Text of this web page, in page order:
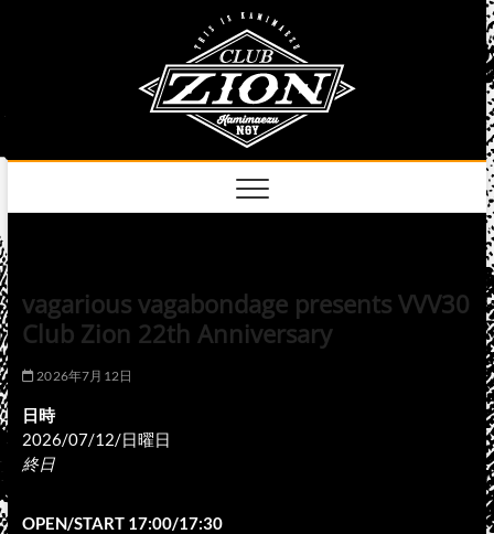
vagarious vagabondage presents VVV30
Club Zion 22th Anniversary
2026年7月12日
日時
2026/07/12/日曜日
終日
OPEN/START 17:00/17:30